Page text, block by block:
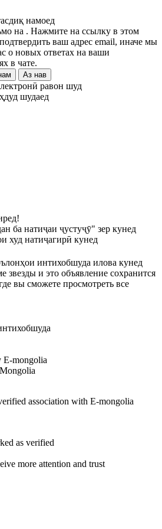
намоед
на . Нажмите на ссылку в этом
ваш адрес email, иначе мы
о новых ответах на ваши
в чате.
Аз нав
равон шуд
шудаед
ба натиҷаи ҷустуҷӯ" зер кунед
худ натиҷагирӣ кунед
интихобшуда илова кунед
и это объявление сохранится
вы сможете просмотреть все
E-mongolia
association with E-mongolia
as verified
more attention and trust